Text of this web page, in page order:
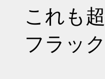
これも超
フラッ